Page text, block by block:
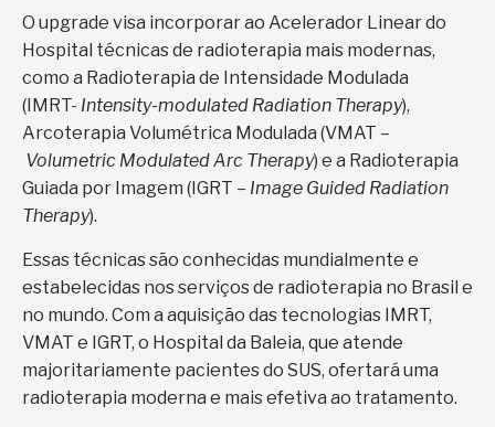
O upgrade visa incorporar ao Acelerador Linear do
Hospital técnicas de radioterapia mais modernas,
como a Radioterapia de Intensidade Modulada
(IMRT- Intensity-modulated Radiation Therapy),
Arcoterapia Volumétrica Modulada (VMAT –
Volumetric Modulated Arc Therapy) e a Radioterapia
Guiada por Imagem (IGRT – Image Guided Radiation
Therapy).
Essas técnicas são conhecidas mundialmente e
estabelecidas nos serviços de radioterapia no Brasil e
no mundo. Com a aquisição das tecnologias IMRT,
VMAT e IGRT, o Hospital da Baleia, que atende
majoritariamente pacientes do SUS, ofertará uma
radioterapia moderna e mais efetiva ao tratamento.